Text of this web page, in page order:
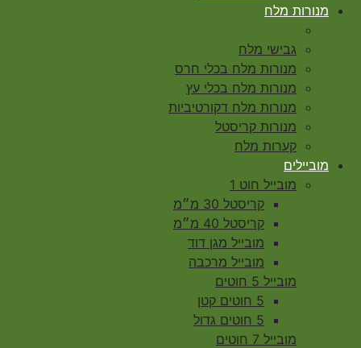
מנורות מלח
גבישי מלח
מנורות מלח בכלי חרס
מנורות מלח בכלי עץ
מנורות מלח דקורטיביות
מנורות קריסטל
קערות מלח
מוביילים
מובייל חוט 1
קריסטל 30 מ״מ
קריסטל 40 מ״מ
מובייל מגן דוד
מובייל מרכבה
מובייל 5 חוטים
5 חוטים קטן
5 חוטים גדול
מובייל 7 חוטים